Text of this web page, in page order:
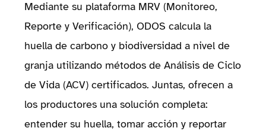
Mediante su plataforma MRV (Monitoreo,
Reporte y Verificación), ODOS calcula la
huella de carbono y biodiversidad a nivel de
granja utilizando métodos de Análisis de Ciclo
de Vida (ACV) certificados. Juntas, ofrecen a
los productores una solución completa:
entender su huella, tomar acción y reportar